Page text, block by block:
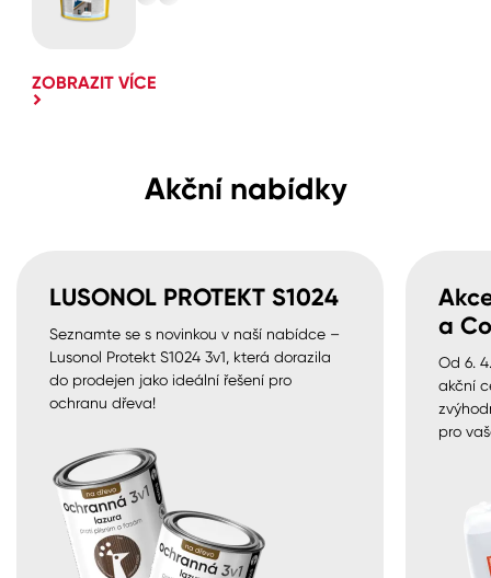
ZOBRAZIT VÍCE
Akční nabídky
LUSONOL PROTEKT S1024
Seznamte se s novinkou v naší nabídce –
Lusonol Protekt S1024 3v1, která dorazila
do prodejen jako ideální řešení pro
ochranu dřeva!
a
Od 6.
akční
pro